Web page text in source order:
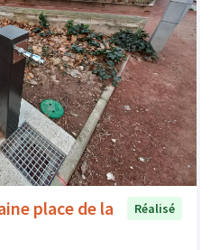
place de la
Réalisé